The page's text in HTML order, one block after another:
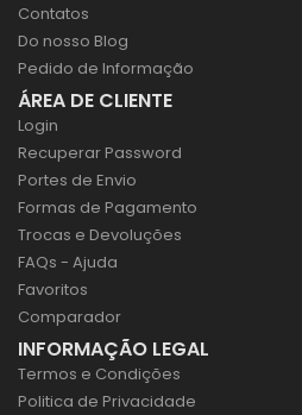
Contatos
Do nosso Blog
Pedido de Informação
ÁREA DE CLIENTE
Login
Recuperar Password
Portes de Envio
Formas de Pagamento
Trocas e Devoluções
FAQs - Ajuda
Favoritos
Comparador
INFORMAÇÃO LEGAL
Termos e Condições
Politica de Privacidade